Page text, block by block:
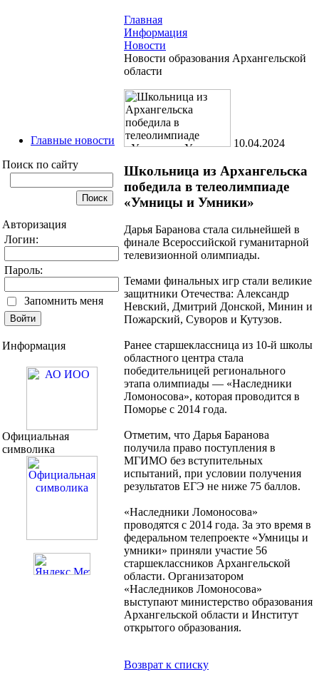
Главные новости
Поиск по сайту
Авторизация
Логин:
Пароль:
Запомнить меня
Информация
Официальная
символика
Главная
Информация
Новости
Новости образования Архангельской
области
10.04.2024
Школьница из Архангельска
победила в телеолимпиаде
«Умницы и Умники»
Дарья Баранова стала сильнейшей в
финале Всероссийской гуманитарной
телевизионной олимпиады.
Темами финальных игр стали великие
защитники Отечества: Александр
Невский, Дмитрий Донской, Минин и
Пожарский, Суворов и Кутузов.
Ранее старшеклассница из 10-й школы
областного центра стала
победительницей регионального
этапа олимпиады — «Наследники
Ломоносова», которая проводится в
Поморье с 2014 года.
Отметим, что Дарья Баранова
получила право поступления в
МГИМО без вступительных
испытаний, при условии получения
результатов ЕГЭ не ниже 75 баллов.
«Наследники Ломоносова»
проводятся с 2014 года. За это время в
федеральном телепроекте «Умницы и
умники» приняли участие 56
старшеклассников Архангельской
области. Организатором
«Наследников Ломоносова»
выступают министерство образования
Архангельской области и Институт
открытого образования.
Возврат к списку